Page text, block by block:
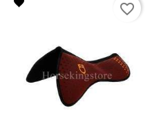
favorite_border